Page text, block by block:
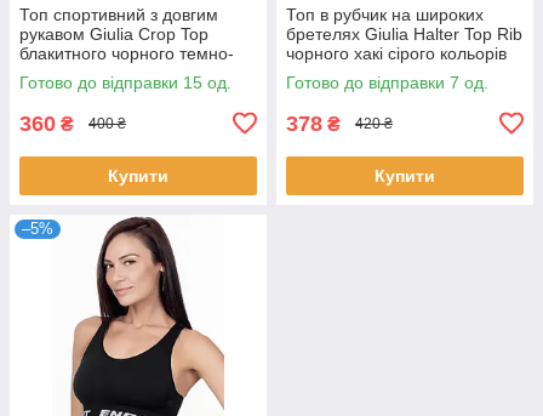
Топ спортивний з довгим
рукавом Giulia Crop Top
блакитного чорного темно-
синього бордового кольорів
розміри S/M L/XL
Готово до відправки 15 од.
360 ₴ 400 ₴
Купити
Топ в рубчик на широких
бретелях Giulia Halter Top Rib
чорного хакі сірого кольорів
розміри S/M L/XL
Готово до відправки 7 од.
378 ₴ 420 ₴
Купити
–5%